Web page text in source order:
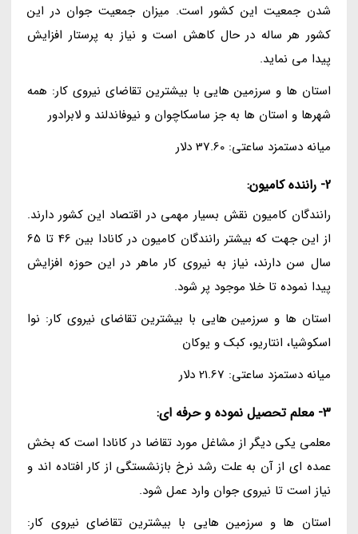
شدن جمعیت این کشور است. میزان جمعیت جوان در این
کشور هر ساله در حال کاهش است و نیاز به پرستار افزایش
پیدا می نماید.
استان ها و سرزمین هایی با بیشترین تقاضای نیروی کار: همه
شهرها و استان ها به جز ساسکاچوان و نیوفاندلند و لابرادور
میانه دستمزد ساعتی: 37.60 دلار
2- راننده کامیون:
رانندگان کامیون نقش بسیار مهمی در اقتصاد این کشور دارند.
از این جهت که بیشتر رانندگان کامیون در کانادا بین 46 تا 65
سال سن دارند، نیاز به نیروی کار ماهر در این حوزه افزایش
پیدا نموده تا خلا موجود پر شود.
استان ها و سرزمین هایی با بیشترین تقاضای نیروی کار: نوا
اسکوشیا، انتاریو، کبک و یوکان
میانه دستمزد ساعتی: 21.67 دلار
3- معلم تحصیل نموده و حرفه ای:
معلمی یکی دیگر از مشاغل مورد تقاضا در کانادا است که بخش
عمده ای از آن به علت رشد نرخ بازنشستگی از کار افتاده اند و
نیاز است تا نیروی جوان وارد عمل شود.
استان ها و سرزمین هایی با بیشترین تقاضای نیروی کار: